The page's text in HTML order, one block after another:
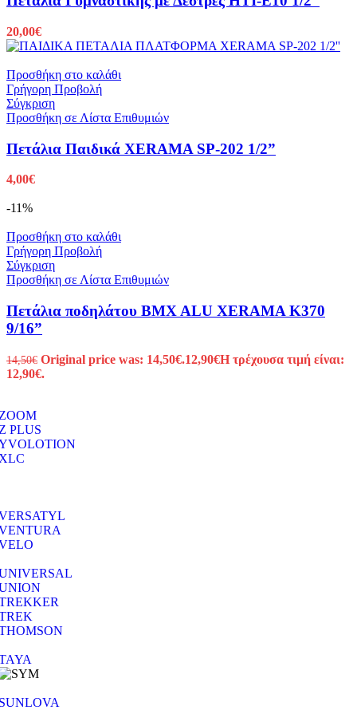
20,00€
Προσθήκη στο καλάθι
Γρήγορη Προβολή
Σύγκριση
Προσθήκη σε Λίστα Επιθυμιών
Πετάλια Παιδικά XERAMA SP-202 1/2”
4,00€
-11%
Προσθήκη στο καλάθι
Γρήγορη Προβολή
Σύγκριση
Προσθήκη σε Λίστα Επιθυμιών
Πετάλια ποδηλάτου BMX ALU XERAMA K370
9/16”
14,50€ Original price was: 14,50€.12,90€Η τρέχουσα τιμή είναι:
12,90€.
PLUS